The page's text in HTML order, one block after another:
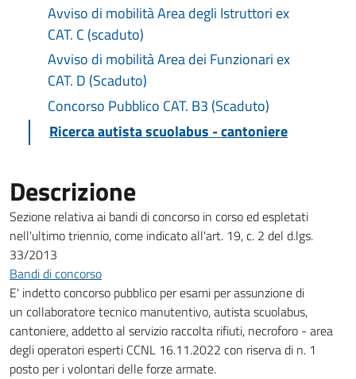
Avviso di mobilità Area degli Istruttori ex
CAT. C (scaduto)
Avviso di mobilità Area dei Funzionari ex
CAT. D (Scaduto)
Concorso Pubblico CAT. B3 (Scaduto)
Ricerca autista scuolabus - cantoniere
Descrizione
Sezione relativa ai bandi di concorso in corso ed espletati
nell'ultimo triennio, come indicato all'art. 19, c. 2 del d.lgs.
33/2013
Bandi di concorso
E' indetto concorso pubblico per esami per assunzione di
un collaboratore tecnico manutentivo, autista scuolabus,
cantoniere, addetto al servizio raccolta rifiuti, necroforo - area
degli operatori esperti CCNL 16.11.2022 con riserva di n. 1
posto per i volontari delle forze armate.